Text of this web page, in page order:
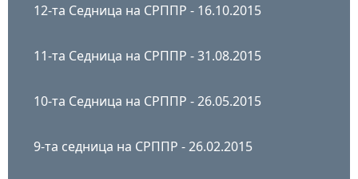
12-та Седница на СРППР - 16.10.2015
11-та Седница на СРППР - 31.08.2015
10-та Седница на СРППР - 26.05.2015
9-та седница на СРППР - 26.02.2015